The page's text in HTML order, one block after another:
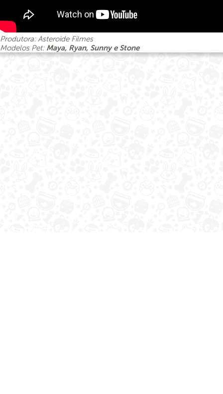
Produtora: Asteroide Filmes
Modelos Pet: Maya, Ryan, Sunny e Stone